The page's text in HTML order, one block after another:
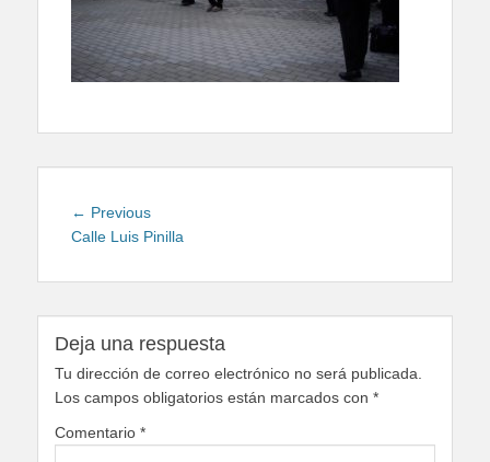
Navegación
de
← PreviousPrevious
post:
Calle Luis Pinilla
Deja una respuesta
Tu dirección de correo electrónico no será publicada.
Los campos obligatorios están marcados con *
Comentario *